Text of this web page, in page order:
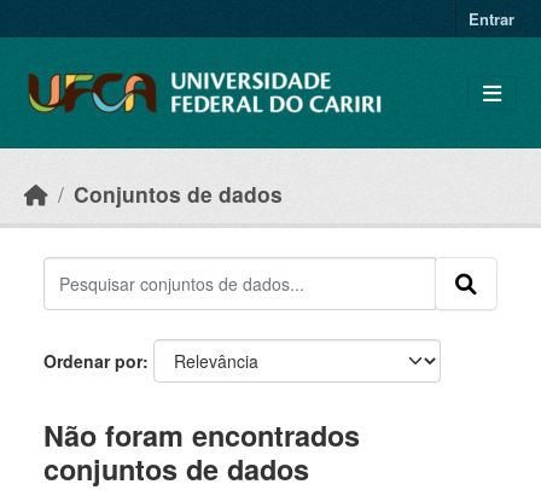
Entrar
Conjuntos de dados
Ordenar por
Não foram encontrados
conjuntos de dados